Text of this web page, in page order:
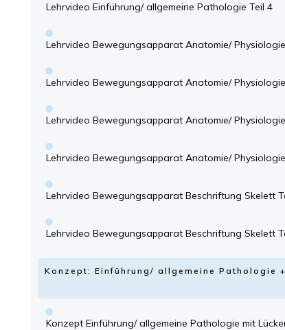
Lehrvideo Einführung/ allgemeine Pathologie Teil 4
Lehrvideo Bewegungsapparat Anatomie/
Lehrvideo Bewegungsapparat Anatomie/
Lehrvideo Bewegungsapparat Anatomie/
Lehrvideo Bewegungsapparat Anatomie/
Lehrvideo Bewegungsapparat Beschriftung Skelett
Lehrvideo Bewegungsapparat Beschriftung Skelett
Konzept: Einführung/ allgemeine Pathologie
Konzept Einführung/ allgemeine Pathologie mit